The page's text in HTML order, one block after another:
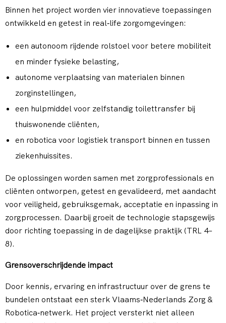
Binnen het project worden vier innovatieve toepassingen
ontwikkeld en getest in real‑life zorgomgevingen:
een autonoom rijdende rolstoel voor betere mobiliteit
en minder fysieke belasting,
autonome verplaatsing van materialen binnen
zorginstellingen,
een hulpmiddel voor zelfstandig toilettransfer bij
thuiswonende cliënten,
en robotica voor logistiek transport binnen en tussen
ziekenhuissites.
De oplossingen worden samen met zorgprofessionals en
cliënten ontworpen, getest en gevalideerd, met aandacht
voor veiligheid, gebruiksgemak, acceptatie en inpassing in
zorgprocessen. Daarbij groeit de technologie stapsgewijs
door richting toepassing in de dagelijkse praktijk (TRL 4–
8).
Grensoverschrijdende impact
Door kennis, ervaring en infrastructuur over de grens te
bundelen ontstaat een sterk Vlaams‑Nederlands Zorg &
Robotica‑netwerk. Het project versterkt niet alleen